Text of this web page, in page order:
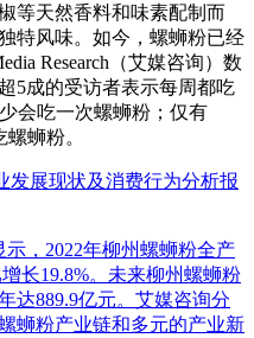
等天然香料和味素配制而
特风味。如今，螺蛳粉已经
Research（艾媒咨询）数
5成的受访者表示每周都吃
会吃一次螺蛳粉；仅有
蛳粉。
发展现状及消费行为分析报
示，2022年柳州螺蛳粉全产
长19.8%。未来柳州螺蛳粉
达889.9亿元。艾媒咨询分
蛳粉产业链和多元的产业新